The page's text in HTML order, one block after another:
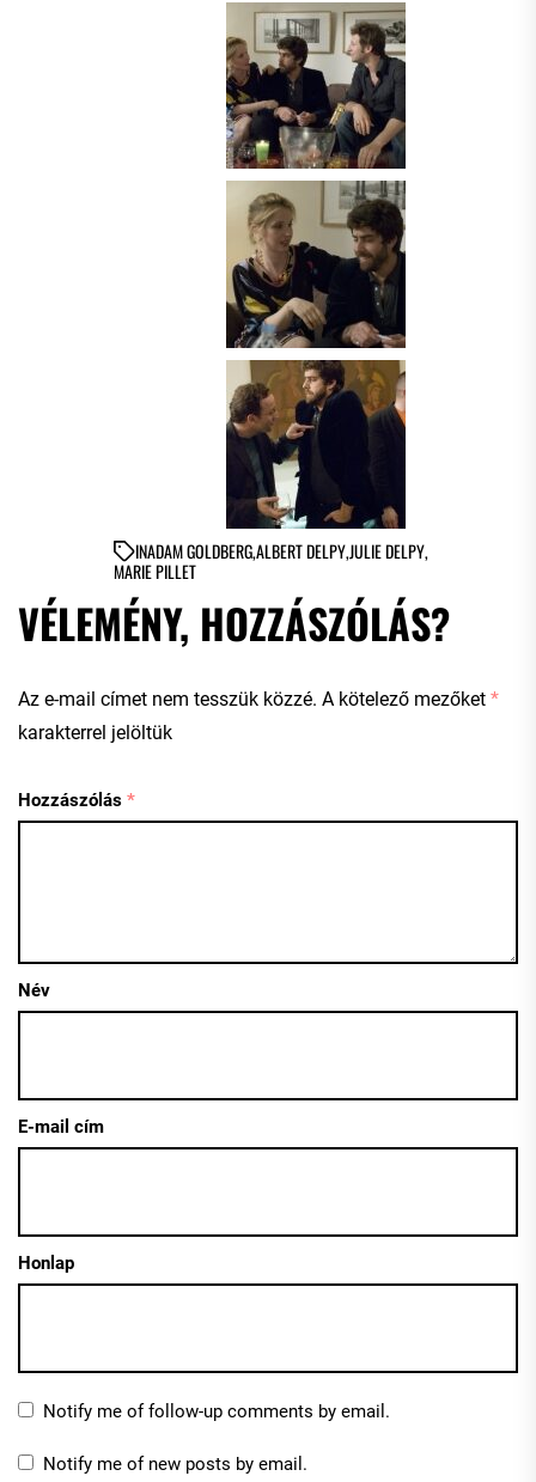
INADAM GOLDBERG,ALBERT DELPY,JULIE DELPY,
MARIE PILLET
VÉLEMÉNY, HOZZÁSZÓLÁS?
Az e-mail címet nem tesszük közzé. A kötelező mezőket *
karakterrel jelöltük
Hozzászólás *
Név
E-mail cím
Honlap
Notify me of follow-up comments by email.
Notify me of new posts by email.